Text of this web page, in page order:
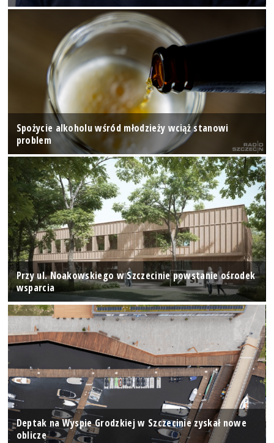
Spożycie alkoholu wśród młodzieży wciąż stanowi
problem
Przy ul. Noakowskiego w Szczecinie powstanie ośrodek
wsparcia
Deptak na Wyspie Grodzkiej w Szczecinie zyskał nowe
oblicze